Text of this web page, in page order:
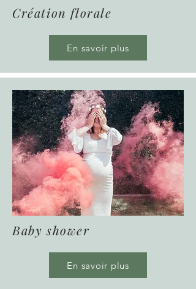
Création florale
En savoir plus
Baby shower
En savoir plus